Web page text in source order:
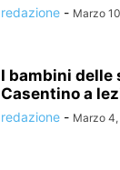
redazione - Marzo
I bambini delle
Casentino a
redazione - Marzo